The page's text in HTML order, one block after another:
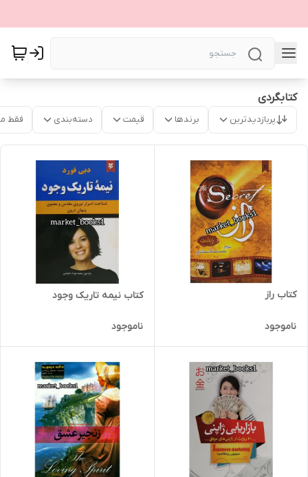
کتابگردی
پربازدیدترین برندها قیمت دسته‌بندی فقط
کتاب راز
ناموجود
کتاب نیمه تاریک وجود
ناموجود